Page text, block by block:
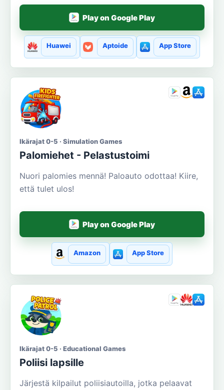
Play on Google Play
Huawei Aptoide App Store
Ikärajat 0-5 · Simulation Games
Palomiehet - Pelastustoimi
Nuori palomies mennä! Paloauto odottaa! Kiire,
että tulet ulos!
Play on Google Play
Amazon App Store
Ikärajat 0-5 · Educational Games
Poliisi lapsille
Järjestä kilpailut poliisiautoilla, jotka pelaavat